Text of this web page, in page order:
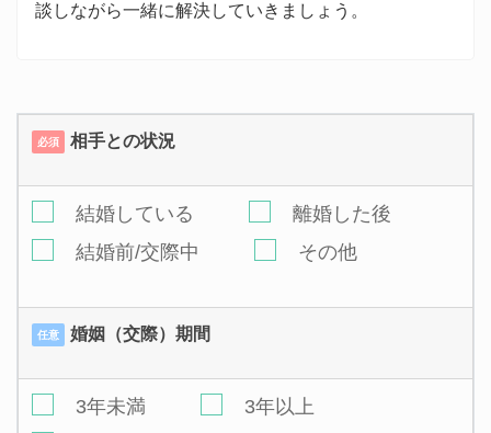
談しながら一緒に解決していきましょう。
必須 相手との状況
結婚している
離婚した後
結婚前/交際中
その他
任意 婚姻（交際）期間
3年未満
3年以上